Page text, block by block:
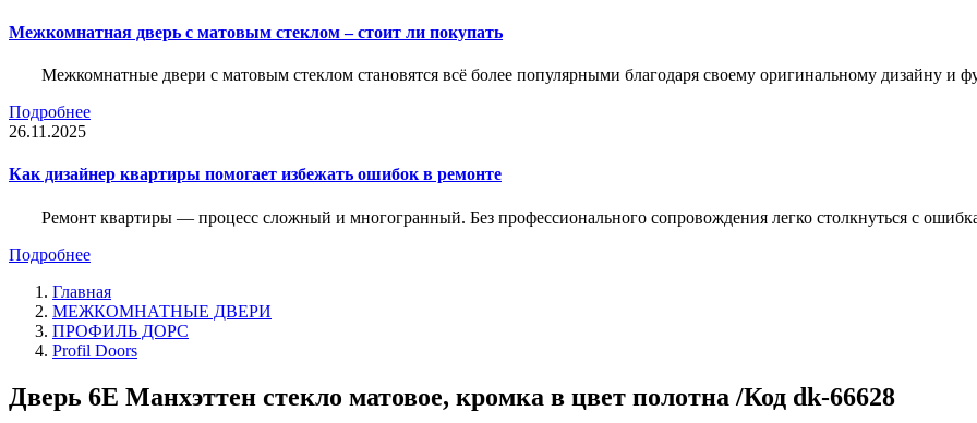
Межкомнатная дверь с матовым стеклом – стоит ли покупать
Межкомнатные двери с матовым стеклом становятся всё более популярными благодаря своему оригинальному дизайну и
Подробнее
26.11.2025
Как дизайнер квартиры помогает избежать ошибок в ремонте
Ремонт квартиры — процесс сложный и многогранный. Без профессионального сопровождения легко столкнуться с
Подробнее
Главная
МЕЖКОМНАТНЫЕ ДВЕРИ
ПРОФИЛЬ ДОРС
Profil Doors
Дверь 6Е Манхэттен стекло матовое, кромка в цвет полотна /Код dk-66628